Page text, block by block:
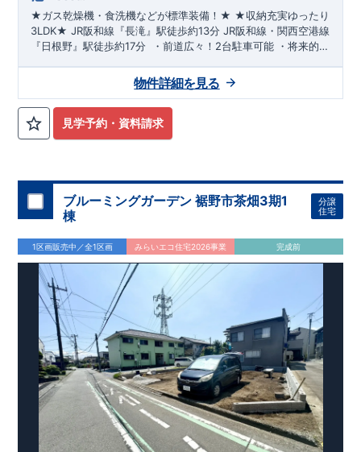
★ガス乾燥機・食洗機などが標準装備！★ ★収納充実ゆったり
3LDK★ JR阪和線『長滝』駅徒歩約13分 JR阪和線・関西空港線
『日根野』駅徒歩約17分 ​ ​・前道広々！ 2台駐車可能 ​・将来的に
パントリー設置​・各居室に収納
ワイドバルコニー​・水回りは
を積極採用 ​・トイレは各階に設置 ​ ​
15分
​『市立日根野小学校』徒歩約11分
徒歩約12分​ ​『ファミリーマート泉佐野日根野店』
見学予約・資料請求
物件詳細を見る
ブルーミングガーデン 裾野市茶畑3期1
棟
分譲
住宅
1区画販売中／全1区画 みらいエコ住宅2026事業 完成前